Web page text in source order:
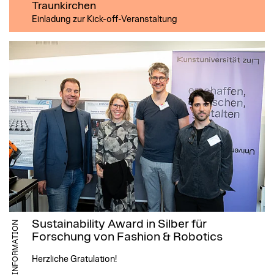
Traunkirchen
Einladung zur Kick-off-Veranstaltung
INFORMATION
Sustainability Award in Silber für
Forschung von Fashion & Robotics
Herzliche Gratulation!